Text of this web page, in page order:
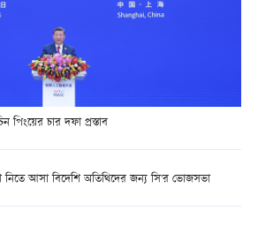
পিংয়ের চার দফা প্রস্তাব
আসা বিদেশি অতিথিদের জন্য সি'র ভোজসভা